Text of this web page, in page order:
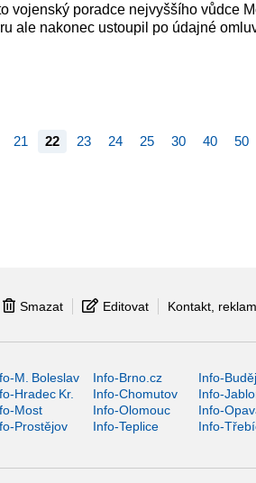
vojenský poradce nejvyššího vůdce
ale nakonec ustoupil po údajné
21 22 23 24 25 30 40 50
Smazat Editovat Kontakt,
M. Boleslav Info-Brno.cz Info-
Hradec Kr. Info-Chomutov Info-
Most Info-Olomouc Info-
Prostějov Info-Teplice Info-